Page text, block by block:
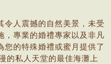
令人震撼的自然美景，未受
，專業的婚禮專家以及非凡
您的特殊婚禮或蜜月提供了
的私人天堂的最佳海灘上